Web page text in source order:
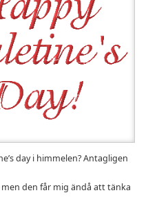
day i himmelen? Antagligen
den får mig ändå att tänka